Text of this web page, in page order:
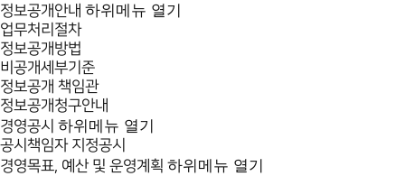
정보공개안내 하위메뉴 열기
업무처리절차
정보공개방법
비공개세부기준
정보공개 책임관
정보공개청구안내
경영공시 하위메뉴 열기
공시책임자 지정공시
경영목표, 예산 및 운영계획 하위메뉴 열기